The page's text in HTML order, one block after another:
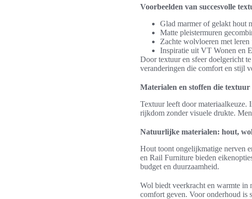
Voorbeelden van succesvolle
Glad marmer of gelakt hout
Matte pleistermuren
Zachte wolvloeren met
Inspiratie uit VT Wonen en
Door textuur en sfeer doelgericht
veranderingen die comfort en stijl
Materialen en stoffen die textuur
Textuur leeft door materiaalkeuze.
rijkdom zonder visuele drukte.
Natuurlijke materialen: hout,
Hout toont ongelijkmatige nerven
en Rail Furniture bieden
budget en duurzaamheid.
Wol biedt veerkracht en warmte
comfort geven. Voor onderhoud is